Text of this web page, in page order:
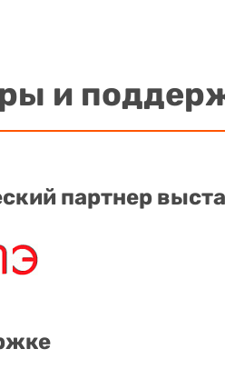
и
партнер